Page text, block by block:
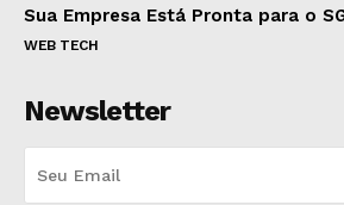
Sua Empresa Está Pronta para o
WEB TECH
Newsletter